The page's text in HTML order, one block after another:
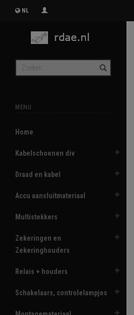
NL
MENU
Home
Kabelschoenen div
Draad en kabel
Accu aansluitmateriaal
Multistekkers
Zekeringen en
Zekeringhouders
Relais + houders
Schakelaars, controlelampjes